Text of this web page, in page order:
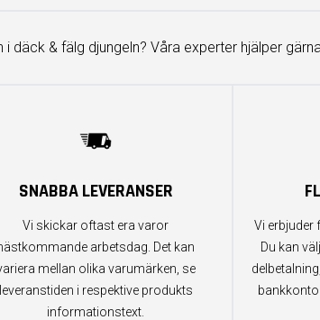
i däck & fälg djungeln? Våra experter hjälper
SNABBA LEVERANSER
Vi skickar oftast era varor
arbetsdag. Det kan
mellan olika varumärken, se
leveranstiden i respektive produkts
informationstext.
Vi erbjuder
Du kan
bankkonto